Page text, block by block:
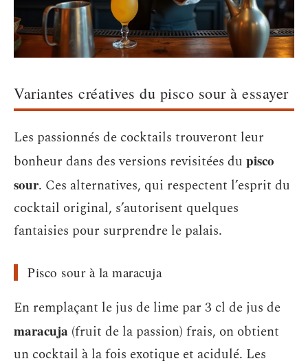
Variantes créatives du pisco sour à essayer
Les passionnés de cocktails trouveront leur
bonheur dans des versions revisitées du pisco
sour. Ces alternatives, qui respectent l’esprit du
cocktail original, s’autorisent quelques
fantaisies pour surprendre le palais.
Pisco sour à la maracuja
En remplaçant le jus de lime par 3 cl de jus de
maracuja (fruit de la passion) frais, on obtient
un cocktail à la fois exotique et acidulé. Les